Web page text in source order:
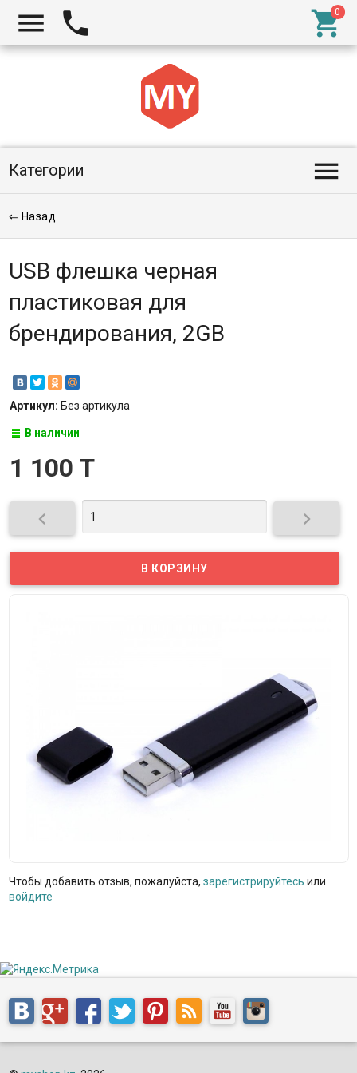
  
Категории 
⇐ Назад
USB флешка черная
пластиковая для
брендирования, 2GB
Артикул: Без артикула
В наличии
1 100 T
 
Чтобы добавить отзыв, пожалуйста, зарегистрируйтесь или
войдите